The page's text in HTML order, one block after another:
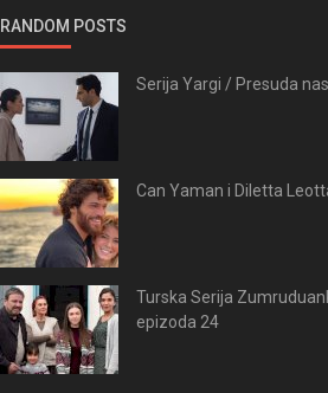
RANDOM POSTS
Serija Yargi / Presuda
Can Yaman i Diletta
Turska Serija
epizoda 24